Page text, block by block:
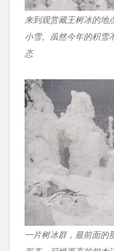
来到观赏藏王树冰的地
小雪。虽然今年的积雪
态
一片树冰群，最前面的